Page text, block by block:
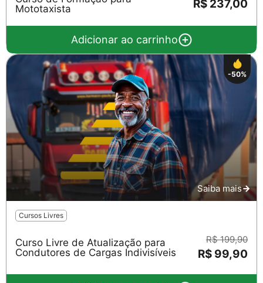
Mototaxista
R$ 237,00
Adicionar ao carrinho
-50%
Saiba mais
Cursos Livres
Curso Livre de Atualização para
Condutores de Cargas Indivisíveis
R$ 199,90
R$ 99,90